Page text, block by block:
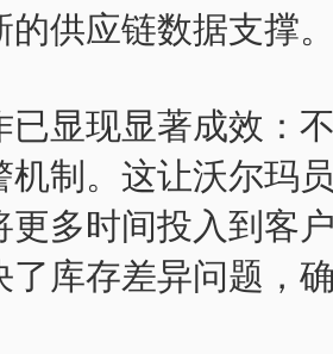
的供应链数据支撑
已显现显著成效：
机制。这让沃尔玛
更多时间投入到客
了库存差异问题，